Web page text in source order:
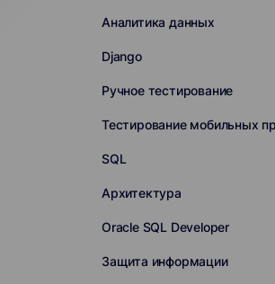
Аналитика данных
Django
Ручное тестирование
Тестирование мобильных
SQL
Архитектура
Oracle SQL Developer
Защита информации